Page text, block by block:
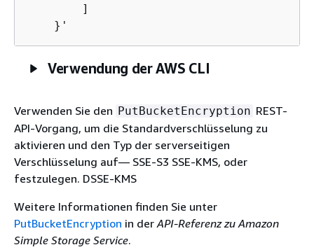
        ]
    }'
Verwendung der AWS CLI
Verwenden Sie den PutBucketEncryption REST-
API-Vorgang, um die Standardverschlüsselung zu
aktivieren und den Typ der serverseitigen
Verschlüsselung auf— SSE-S3 SSE-KMS, oder
festzulegen. DSSE-KMS
Weitere Informationen finden Sie unter
PutBucketEncryption in derAPI-Referenz zu Amazon
Simple Storage Service.